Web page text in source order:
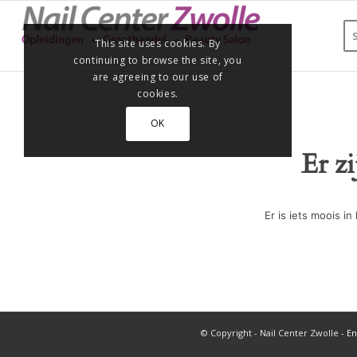
Er
Er is iets moois
© Copyright - Nail Center Zwolle -
This site uses cookies. By
continuing to browse the site, you
are agreeing to our use of
cookies.
OK